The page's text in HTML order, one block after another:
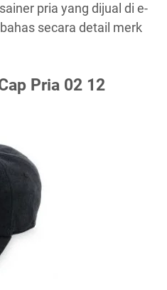
pria yang dijual di e-
secara detail merk
Pria 02 12